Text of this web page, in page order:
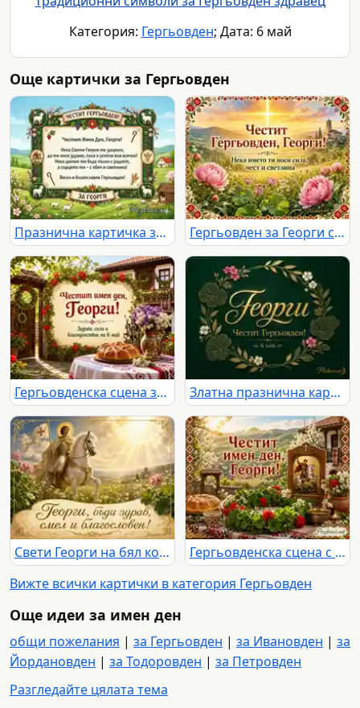
Категория: Гергьовден; Дата: 6 май
Още картички за Гергьовден
Празнична картичка за Гергьовден за Георги Гергьовден за Георги със слънчев кръст, църква, божури и български фолклорни мотиви
Гергьовденска сцена за имен ден на Георги с пита, цветя и традиционен български двор Златна празнична картичка за Георги с надпис „Честит Гергьовден!“ и дата 6 май
Свети Георги на бял кон с благослов за Георги на Гергьовден
Гергьовденска сцена с икона на Свети Георги и надпис „Честит имен ден, Георги!“
Вижте всички картички в категория Гергьовден
Още идеи за имен ден
общи пожелания | за Гергьовден | за Ивановден | за
Йордановден | за Тодоровден | за Петровден
Разгледайте цялата тема